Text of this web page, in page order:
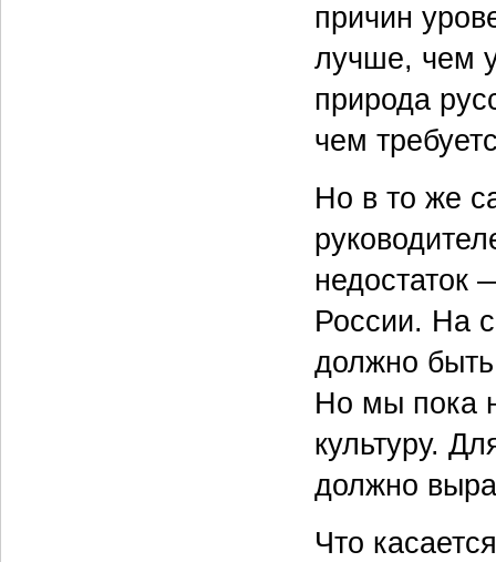
причин
лучше, чем
природа
чем
Но в то же
недостаток
России. На
должно
Но мы пока
культуру.
должно
Что